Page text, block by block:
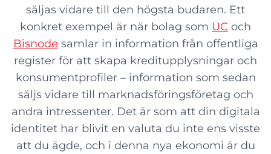
säljas vidare till den högsta budaren. Ett
konkret exempel är när bolag som UC och
Bisnode samlar in information från offentliga
register för att skapa kreditupplysningar och
konsumentprofiler – information som sedan
säljs vidare till marknadsföringsföretag och
andra intressenter. Det är som att din digitala
identitet har blivit en valuta du inte ens visste
att du ägde, och i denna nya ekonomi är du